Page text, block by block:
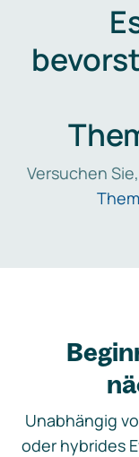
Versuchen
Unabhängig
oder hybrides